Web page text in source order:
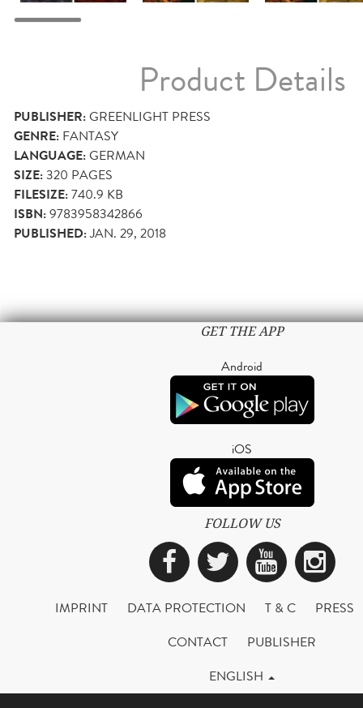
Product Details
PUBLISHER:GREENLIGHT PRESS
GENRE: FANTASY
LANGUAGE:GERMAN
SIZE:320 PAGES
FILESIZE:740.9 KB
ISBN:9783958342866
PUBLISHED:JAN. 29, 2018
GET THE APP
Android
iOS
FOLLOW US
Facebook
Twitter
IMPRINT DATA PROTECTION T & C
PRESS
CONTACT
PUBLISHER
ENGLISH